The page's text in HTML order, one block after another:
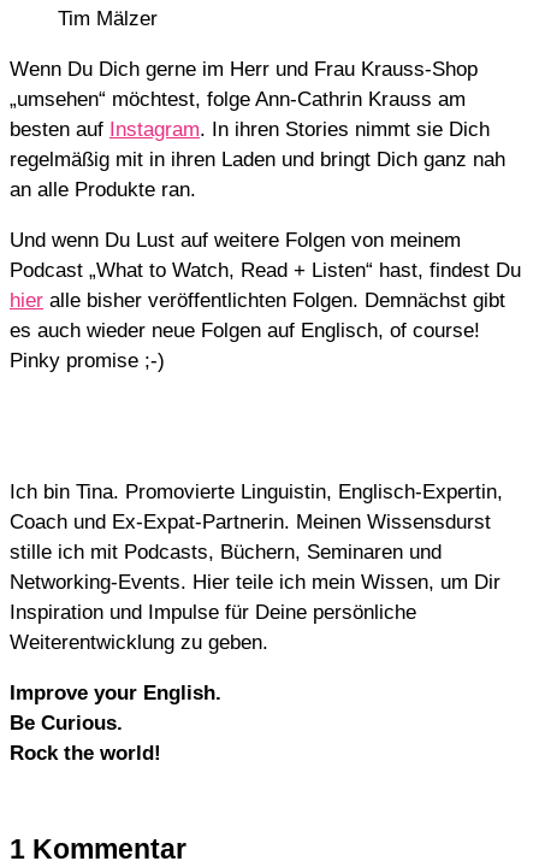
Tim Mälzer
Wenn Du Dich gerne im Herr und Frau Krauss-Shop
„umsehen“ möchtest, folge Ann-Cathrin Krauss am
besten auf Instagram. In ihren Stories nimmt sie Dich
regelmäßig mit in ihren Laden und bringt Dich ganz nah
an alle Produkte ran.
Und wenn Du Lust auf weitere Folgen von meinem
Podcast „What to Watch, Read + Listen“ hast, findest Du
hier alle bisher veröffentlichten Folgen. Demnächst gibt
es auch wieder neue Folgen auf Englisch, of course!
Pinky promise ;-)
Ich bin Tina. Promovierte Linguistin, Englisch-Expertin,
Coach und Ex-Expat-Partnerin. Meinen Wissensdurst
stille ich mit Podcasts, Büchern, Seminaren und
Networking-Events. Hier teile ich mein Wissen, um Dir
Inspiration und Impulse für Deine persönliche
Weiterentwicklung zu geben.
Improve your English.
Be Curious.
Rock the world!
1 Kommentar